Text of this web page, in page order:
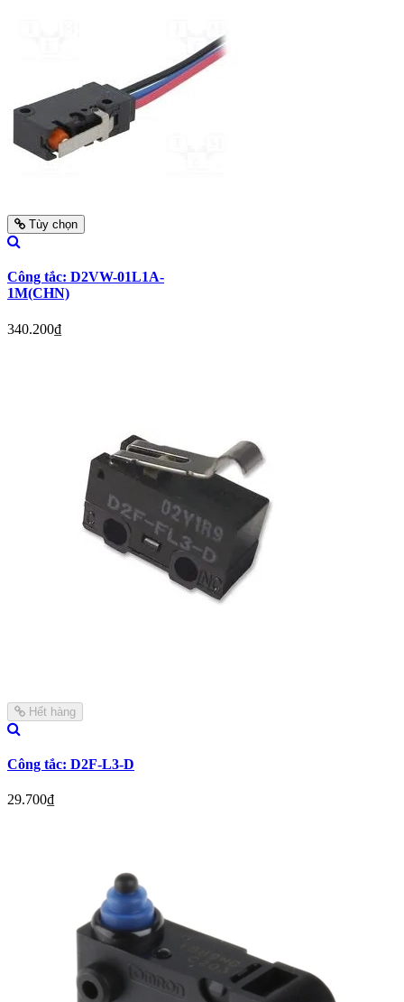
Tùy chọn
Công tắc: D2VW-01L1A-
1M(CHN)
340.200₫
Hết hàng
Công tắc: D2F-L3-D
29.700₫